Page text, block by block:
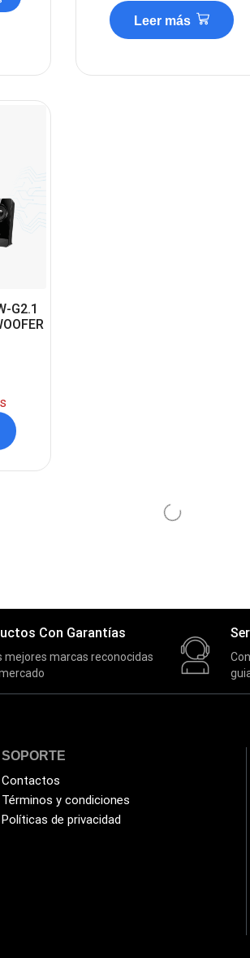
Leer más
G2.1
Con Garantías
mejores marcas reconocidas
SOPORTE
Contactos
Términos y condiciones
Políticas de privacidad